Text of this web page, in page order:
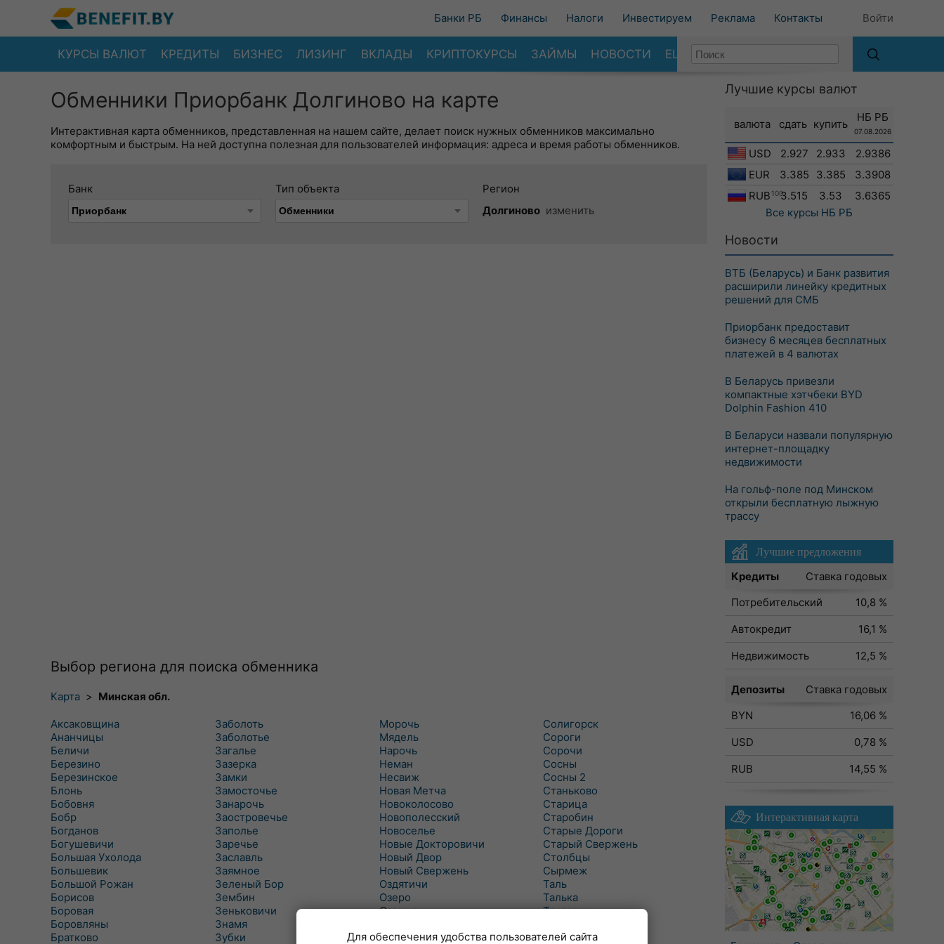
Банки РБ Финансы Налоги Инвестируем Реклама Контакты Войти
КУРСЫ ВАЛЮТ КРЕДИТЫ БИЗНЕС ЛИЗИНГ ВКЛАДЫ КРИПТОКУРСЫ ЗАЙМЫ НОВОСТИ ЕЩЕ
Обменники Приорбанк Долгиново на карте
Интерактивная карта обменников, представленная на нашем сайте, делает поиск нужных обменников максимально
комфортным и быстрым. На ней доступна полезная для пользователей информация: адреса и время работы обменников.
Банк Тип объекта
Регион
Долгиново изменить
Выбор региона для поиска обменника
Карта > Минская обл.
Аксаковщина
Ананчицы
Беличи
Березино
Березинское
Блонь
Бобовня
Бобр
Богданов
Богушевичи
Большая Ухолода
Большевик
Большой Рожан
Борисов
Боровая
Боровляны
Братково
Заболоть
Заболотье
Загалье
Зазерка
Замки
Замосточье
Занарочь
Заостровечье
Заполье
Заречье
Заславль
Заямное
Зеленый Бор
Зембин
Зеньковичи
Знамя
Зубки
Морочь
Мядель
Нарочь
Неман
Несвиж
Новая Метча
Новоколосово
Новополесский
Новоселье
Новые Докторовичи
Новый Двор
Новый Свержень
Оздятичи
Озеро
Озерцо
Октябрь
Солигорск
Сороги
Сорочи
Сосны
Сосны 2
Станьково
Старица
Старобин
Старые Дороги
Старый Свержень
Столбцы
Сырмеж
Таль
Талька
Танежицы
Турец-Бояры
Лучшие курсы валют
валюта сдать купить
НБ РБ
07.08.2026
USD 2.927 2.933
2.9386
EUR
3.385 3.385
3.3908
RUB 1003.515 3.53
3.6365
Все курсы НБ РБ
Новости
ВТБ (Беларусь) и Банк развития
расширили линейку кредитных
решений для СМБ
Приорбанк предоставит
бизнесу 6 месяцев бесплатных
платежей в 4 валютах
В Беларусь привезли
компактные хэтчбеки BYD
Dolphin Fashion 410
В Беларуси назвали популярную
интернет-площадку
недвижимости
На гольф-поле под Минском
открыли бесплатную лыжную
трассу
Лучшие предложения
Кредиты
Ставка годовых
Потребительский
10,8 %
Автокредит
16,1 %
Недвижимость
12,5 %
Депозиты
Ставка годовых
BYN
16,06 %
USD
0,78 %
RUB
14,55 %
Интерактивная карта
Для обеспечения удобства пользователей сайта